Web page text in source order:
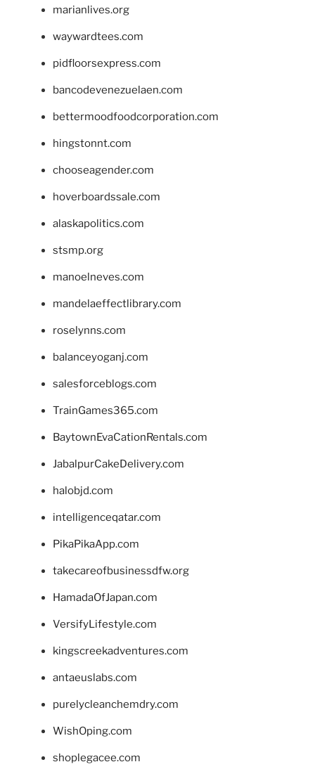
marianlives.org
waywardtees.com
pidfloorsexpress.com
bancodevenezuelaen.com
bettermoodfoodcorporation.com
hingstonnt.com
chooseagender.com
hoverboardssale.com
alaskapolitics.com
stsmp.org
manoelneves.com
mandelaeffectlibrary.com
roselynns.com
balanceyoganj.com
salesforceblogs.com
TrainGames365.com
BaytownEvaCationRentals.com
JabalpurCakeDelivery.com
halobjd.com
intelligenceqatar.com
PikaPikaApp.com
takecareofbusinessdfw.org
HamadaOfJapan.com
VersifyLifestyle.com
kingscreekadventures.com
antaeuslabs.com
purelycleanchemdry.com
WishOping.com
shoplegacee.com